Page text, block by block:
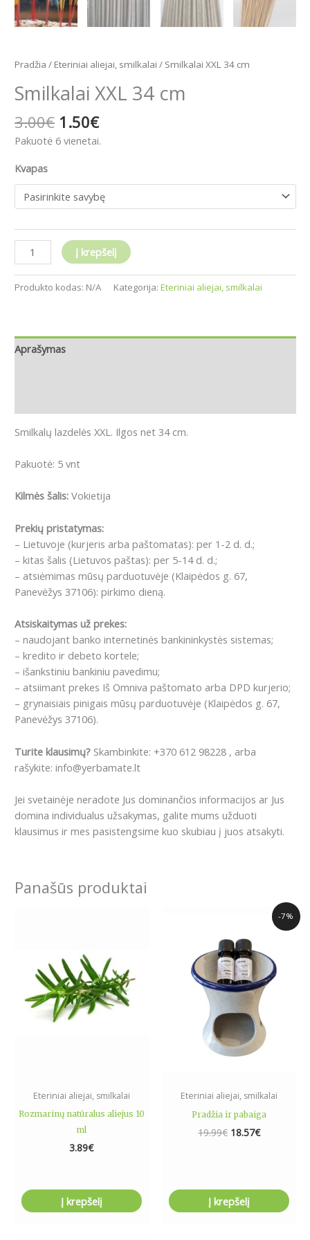
Pradžia / Eteriniai aliejai, smilkalai / Smilkalai XXL 34 cm
Smilkalai XXL 34 cm
3.00€ 1.50€
Pakuotė 6 vienetai.
Kvapas
Į krepšelį
Produkto kodas: N/A Kategorija: Eteriniai aliejai, smilkalai
Aprašymas
Smilkalų lazdelės XXL. Ilgos net 34 cm.
Pakuotė: 5 vnt
Kilmės šalis: Vokietija
Prekių pristatymas:
– Lietuvoje (kurjeris arba paštomatas): per 1-2 d. d.;
– kitas šalis (Lietuvos paštas): per 5-14 d. d.;
– atsiėmimas mūsų parduotuvėje (Klaipėdos g. 67,
Panevėžys 37106): pirkimo dieną.
Atsiskaitymas už prekes:
– naudojant banko internetinės bankininkystės sistemas;
– kredito ir debeto kortele;
– išankstiniu bankiniu pavedimu;
– atsiimant prekes Iš Omniva paštomato arba DPD kurjerio;
– grynaisiais pinigais mūsų parduotuvėje (Klaipėdos g. 67,
Panevėžys 37106).
Turite klausimų? Skambinkite: +370 612 98228 , arba
rašykite: info@yerbamate.lt
Jei svetainėje neradote Jus dominančios informacijos ar Jus
domina individualus užsakymas, galite mums užduoti
klausimus ir mes pasistengsime kuo skubiau į juos atsakyti.
Panašūs produktai
Eteriniai aliejai, smilkalai
Rozmarinų natūralus aliejus 10
ml
3.89€
Į krepšelį
-7%
Eteriniai aliejai, smilkalai
Pradžia ir pabaiga
19.99€
19.99€.
18.57€
Current
price
Į krepšelį